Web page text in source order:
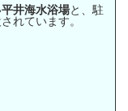
平井海水浴場と、駐
れています。